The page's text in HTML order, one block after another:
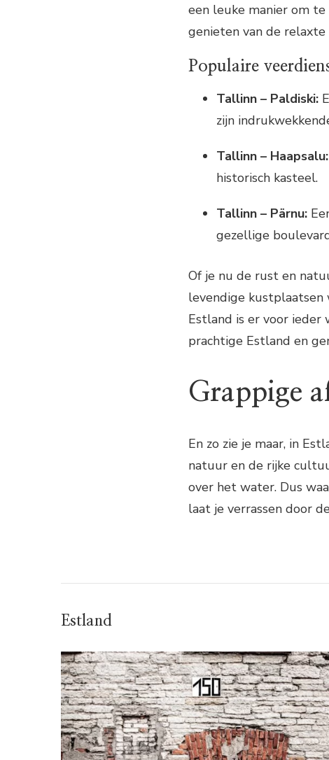
een leuke manier om
genieten van de relaxte
Populaire
Tallinn – Paldiski:
zijn
Tallinn – Haapsalu:
historisch kasteel.
Tallinn – Pärnu:
gezellige
Of je nu de rust en
levendige
Estland is er voor ieder
prachtige Estland en
Grappige
En zo zie je maar, in
natuur en de rijke
over het water. Dus
laat je verrassen door
Estland